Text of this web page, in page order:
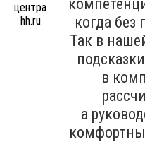
когда без
Так в
в
а